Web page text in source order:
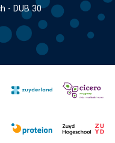
- DUB 30